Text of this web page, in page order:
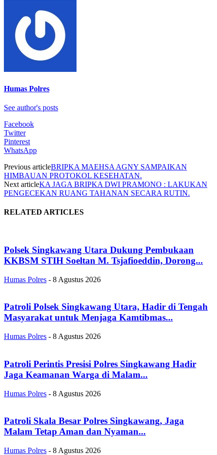
Humas Polres
See author's posts
Facebook
Twitter
Pinterest
WhatsApp
Previous articleBRIPKA MAEHSA AGNY SAMPAIKAN
HIMBAUAN PROTOKOL KESEHATAN.
Next articleKA JAGA BRIPKA DWI PRAMONO : LAKUKAN
PENGECEKAN RUANG TAHANAN SECARA RUTIN.
RELATED ARTICLES
Polsek Singkawang Utara Dukung Pembukaan
KKBSM STIH Soeltan M. Tsjafioeddin, Dorong...
Humas Polres - 8 Agustus 2026
Patroli Polsek Singkawang Utara, Hadir di Tengah
Masyarakat untuk Menjaga Kamtibmas...
Humas Polres - 8 Agustus 2026
Patroli Perintis Presisi Polres Singkawang Hadir
Jaga Keamanan Warga di Malam...
Humas Polres - 8 Agustus 2026
Patroli Skala Besar Polres Singkawang, Jaga
Malam Tetap Aman dan Nyaman...
Humas Polres - 8 Agustus 2026